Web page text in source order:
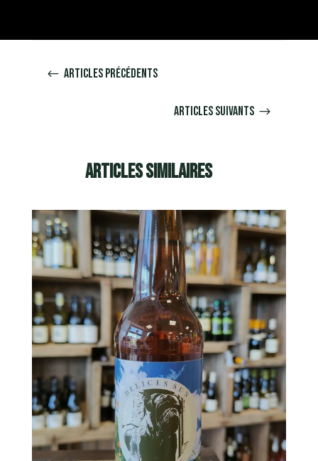
# Articles précédents
Articles suivants $
Articles similaires